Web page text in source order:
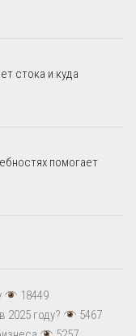
стока и куда
помогает
18449
2025 году?
5467